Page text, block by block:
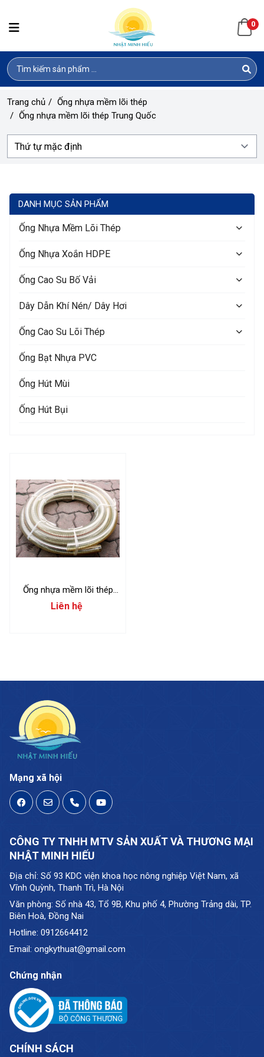
0
Trang chủ / Ống nhựa mềm lõi thép
/ Ống nhựa mềm lõi thép Trung Quốc
DANH MỤC SẢN PHẨM
Ống Nhựa Mềm Lõi Thép
Ống Nhựa Xoắn HDPE
Ống Cao Su Bố Vải
Dây Dẫn Khí Nén/ Dây Hơi
Ống Cao Su Lõi Thép
Ống Bạt Nhựa PVC
Ống Hút Mùi
Ống Hút Bụi
Ống nhựa mềm lõi thép
Trung Quốc
Liên hệ
Mạng xã hội
CÔNG TY TNHH MTV SẢN XUẤT VÀ THƯƠNG MẠI
NHẬT MINH HIẾU
Địa chỉ: Số 93 KDC viện khoa học nông nghiệp Việt Nam, xã
Vĩnh Quỳnh, Thanh Trì, Hà Nội
Văn phòng: Số nhà 43, Tổ 9B, Khu phố 4, Phường Trảng dài, TP.
Biên Hoà, Đồng Nai
Hotline: 0912664412
Email: ongkythuat@gmail.com
Chứng nhận
CHÍNH SÁCH